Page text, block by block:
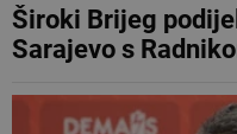
Široki Brijeg
Sarajevo s